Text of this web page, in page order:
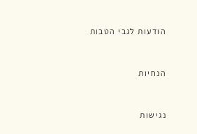
הודעות לגבי הטבות
הנחיות
נגישות